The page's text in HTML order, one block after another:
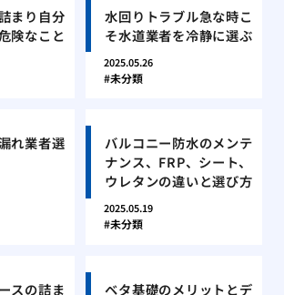
まり自分
険なこと
水回りトラブル急な時こ
そ水道業者を冷静に選ぶ
2025.05.26
未分類
れ業者選
バルコニー防水のメンテ
ナンス、FRP、シート、
ウレタンの違いと選び方
2025.05.19
未分類
スの詰ま ベタ基礎のメリットとデ